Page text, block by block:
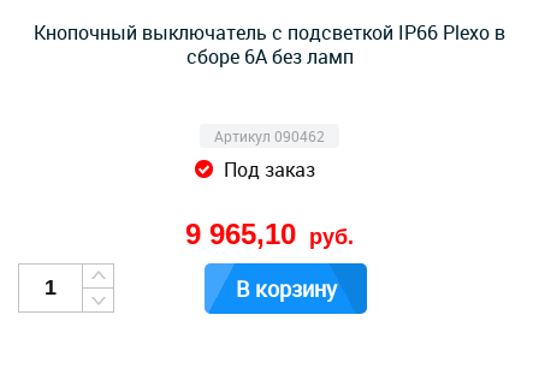
Кнопочный выключатель с подсветкой IP66 Plexo в
сборе 6А без ламп
Артикул 090462
Под заказ
9 965,10 руб.
В корзину